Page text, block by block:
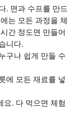
. 면과 수프를 만드
는 모든 과정을 체
간 정도면 만들어
니다.
구나 쉽게 만들 수
에 모든 재료를 넣
요. 다 먹으면 체험